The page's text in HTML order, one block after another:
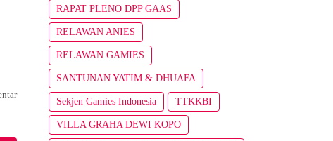
RAPAT PLENO DPP GAAS
RELAWAN ANIES
RELAWAN GAMIES
SANTUNAN YATIM & DHUAFA
Sekjen Gamies Indonesia TTKKBI
VILLA GRAHA DEWI KOPO